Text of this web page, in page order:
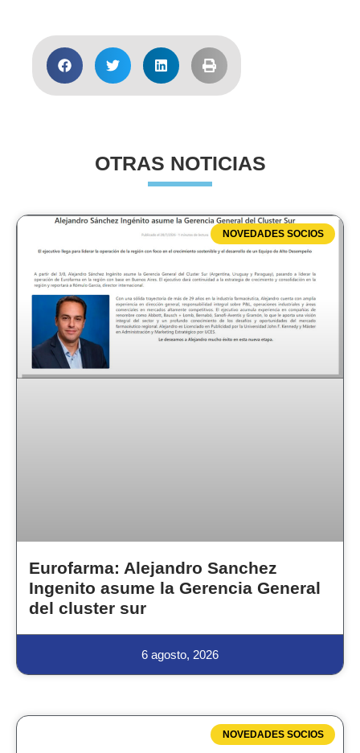
OTRAS NOTICIAS
NOVEDADES SOCIOS
Eurofarma: Alejandro Sanchez
Ingenito asume la Gerencia General
del cluster sur
6 agosto, 2026
NOVEDADES SOCIOS